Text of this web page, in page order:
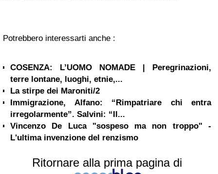
Potrebbero interessarti anche :
COSENZA: L’UOMO NOMADE | Peregrinazioni,
terre lontane, luoghi, etnie,...
La stirpe dei Maroniti/2
Immigrazione, Alfano: “Rimpatriare chi entra
irregolarmente”. Salvini: “Il...
Vincenzo De Luca "sospeso ma non troppo" -
L'ultima invenzione del renzismo
Ritornare alla prima pagina di